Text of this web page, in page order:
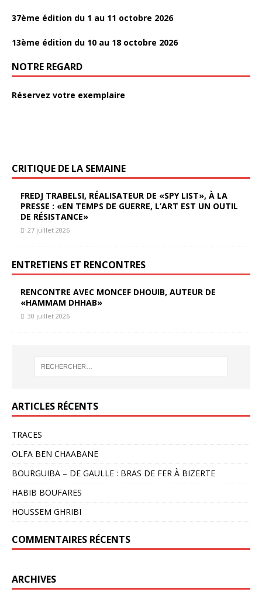
37ème édition du 1 au 11 octobre 2026
13ème édition du 10 au 18 octobre 2026
NOTRE REGARD
Réservez votre exemplaire
CRITIQUE DE LA SEMAINE
FREDJ TRABELSI, RÉALISATEUR DE «SPY LIST», À LA
PRESSE : «EN TEMPS DE GUERRE, L’ART EST UN OUTIL
DE RÉSISTANCE»
27 juillet 2026
ENTRETIENS ET RENCONTRES
RENCONTRE AVEC MONCEF DHOUIB, AUTEUR DE
«HAMMAM DHHAB»
30 juillet 2026
ARTICLES RÉCENTS
TRACES
OLFA BEN CHAABANE
BOURGUIBA – DE GAULLE : BRAS DE FER À BIZERTE
HABIB BOUFARES
HOUSSEM GHRIBI
COMMENTAIRES RÉCENTS
ARCHIVES